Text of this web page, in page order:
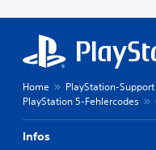
Home PlayStation-Support
PlayStation 5-Fehlercodes
Infos